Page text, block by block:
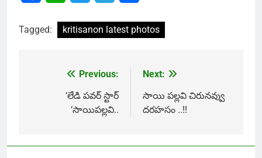
Tagged: kritisanon latest photos
navigation
Previous:
‘లేడి ప‌వ‌ర్ స్టార్
‘సాయిప‌ల్ల‌వి..
Next:
సాయి పల్లవి చిరునవ్వు
దరహసం ..!!